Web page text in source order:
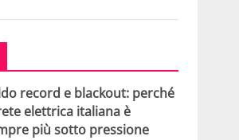
record e blackout: perché
elettrica italiana è
più sotto pressione